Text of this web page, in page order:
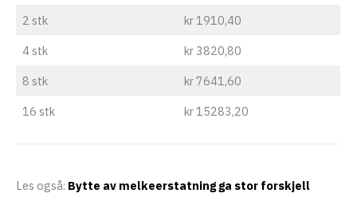
2 stk
kr 1910,40
4 stk
kr 3820,80
8 stk
kr 7641,60
16 stk
kr 15283,20
Les også: Bytte av melkeerstatning ga stor forskjell